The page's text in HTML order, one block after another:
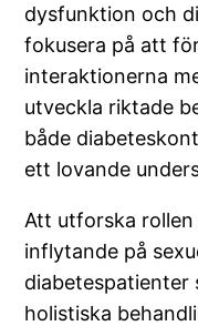
dysfunktion och
fokusera på att
interaktionerna
utveckla riktade
både
ett lovande
Att utforska rollen
inflytande på
diabetespatienter
holistiska